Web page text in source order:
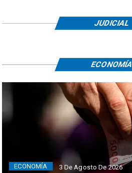
JUDICIAL
ECONOMÍA 3 De Agosto De 2026
ECONOMÍA